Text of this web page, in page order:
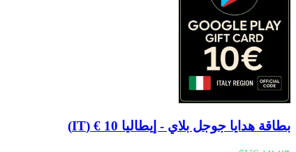
بطاقة هدايا جوجل بلاي - إيطاليا 10 € (IT)